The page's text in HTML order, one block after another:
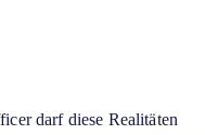
darf diese Realitäten